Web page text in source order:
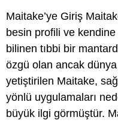
Maitake’ye Giriş
besin profili ve kendine
bilinen tıbbi bir
özgü olan ancak
yetiştirilen Maitake,
yönlü uygulamaları
büyük ilgi görmüştür.